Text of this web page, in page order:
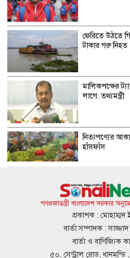
ফেরিতে উঠতে
টাকার গরু নিহত
মালিকপক্ষের
লাগে: তথ্যমন্ত্রী
নিত্যপণ্যের
হাঁসফাঁস
হলের
পাঠাতেন ইবি
চলতি মাসে
গণপ্রজাতন্ত্রী বাংলাদেশ সরকার
প্রকাশক : মোহাম্মদ
বার্তা সম্পাদক :
বার্তা ও বাণিজ্যিক
৫০, সেন্ট্রাল রোড,